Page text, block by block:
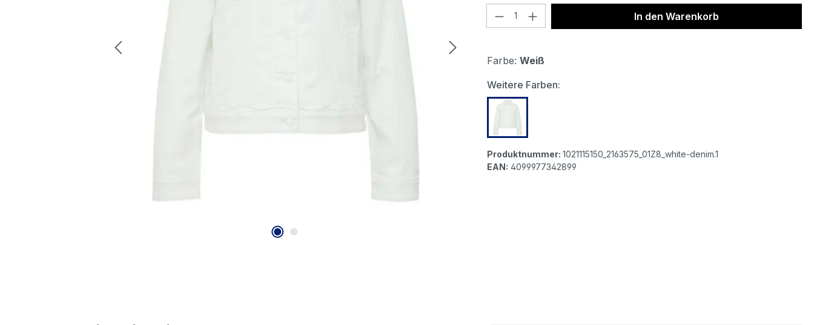
Produkt Anzahl: Gib den gewünschten Wert
In den Warenkorb
Farbe: Weiß
Weitere Farben:
s.Oliver Damen Jeansjacke white denim
Produktnummer: 1021115150_2163575_01Z8_white-denim.1
EAN: 4099977342899